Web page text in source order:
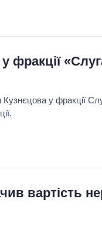
фракції
у фракції
вартість